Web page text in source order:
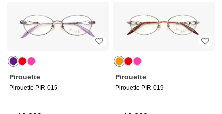
Pirouette
Pirouette PIR-015
Pirouette
Pirouette PIR-019